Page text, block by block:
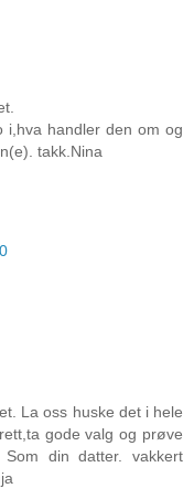
i,hva handler den om og
takk.Nina
La oss huske det i hele
gode valg og prøve
din datter. vakkert